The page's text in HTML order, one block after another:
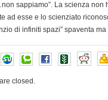
sappiamo”. La scienza non
ad esse e lo scienziato
di infiniti spazi” spaventa
closed.